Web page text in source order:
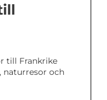
till Frankrike
naturresor och